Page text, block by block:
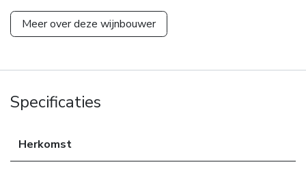
Meer over deze wijnbouwer
Specificaties
Herkomst